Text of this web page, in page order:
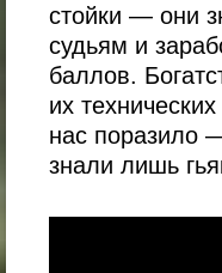
стойки — они
судьям и
баллов.
их
нас поразило
знали лишь